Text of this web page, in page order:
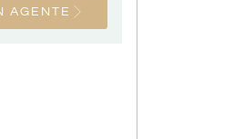
AGENTE